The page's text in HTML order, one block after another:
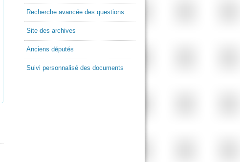
Recherche avancée des questions
Site des archives
Anciens députés
Suivi personnalisé des documents